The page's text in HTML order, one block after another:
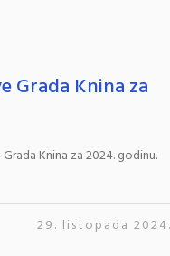
Grada Knina za
Knina za 2024. godinu.
29. listopada